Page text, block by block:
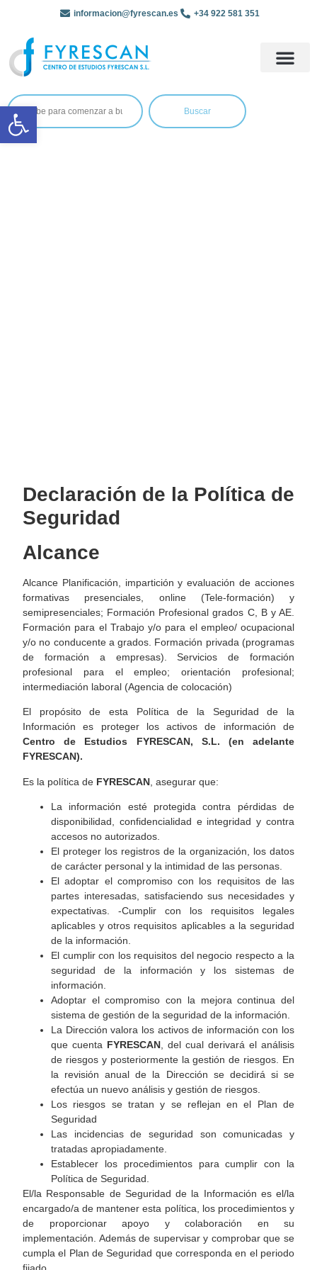
Abrir barra de herramientas
informacion@fyrescan.es +34 922 581 351
Buscar
Declaración de la Política de
Seguridad
Alcance
Alcance Planificación, impartición y evaluación de acciones
formativas presenciales, online (Tele-formación) y
semipresenciales; Formación Profesional grados C, B y AE.
Formación para el Trabajo y/o para el empleo/ ocupacional
y/o no conducente a grados. Formación privada (programas
de formación a empresas). Servicios de formación
profesional para el empleo; orientación profesional;
intermediación laboral (Agencia de colocación)
El propósito de esta Política de la Seguridad de la
Información es proteger los activos de información de
Centro de Estudios FYRESCAN, S.L. (en adelante
FYRESCAN).
Es la política de FYRESCAN , asegurar que:
La información esté protegida contra pérdidas de
disponibilidad, confidencialidad e integridad y contra
accesos no autorizados.
El proteger los registros de la organización, los datos
de carácter personal y la intimidad de las personas.
El adoptar el compromiso con los requisitos de las
partes interesadas, satisfaciendo sus necesidades y
expectativas. -Cumplir con los requisitos legales
aplicables y otros requisitos aplicables a la seguridad
de la información.
El cumplir con los requisitos del negocio respecto a la
seguridad de la información y los sistemas de
información.
Adoptar el compromiso con la mejora continua del
sistema de gestión de la seguridad de la información.
La Dirección valora los activos de información con los
que cuenta FYRESCAN , del cual derivará el análisis
de riesgos y posteriormente la gestión de riesgos. En
la revisión anual de la Dirección se decidirá si se
efectúa un nuevo análisis y gestión de riesgos.
Los riesgos se tratan y se reflejan en el Plan de
Seguridad
Las incidencias de seguridad son comunicadas y
tratadas apropiadamente.
Establecer los procedimientos para cumplir con la
Política de Seguridad.
El/la Responsable de Seguridad de la Información es el/la
encargado/a de mantener esta política, los procedimientos y
de proporcionar apoyo y colaboración en su
implementación. Además de supervisar y comprobar que se
cumpla el Plan de Seguridad que corresponda en el periodo